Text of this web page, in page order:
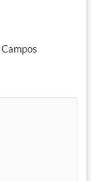
Campos